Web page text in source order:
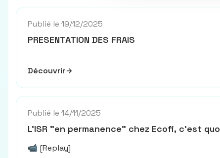
Publié le 19/12/2025
PRESENTATION DES FRAIS
Découvrir
Publié le 14/11/2025
L'ISR "en permanence" chez Ecofi, c'est
📹 [Replay]